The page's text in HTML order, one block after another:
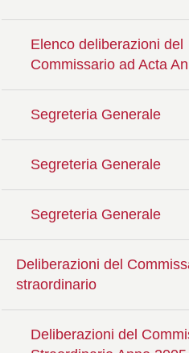
Elenco deliberazioni del
Commissario ad Acta
Segreteria Generale
Segreteria Generale
Segreteria Generale
Deliberazioni del
straordinario
Deliberazioni del